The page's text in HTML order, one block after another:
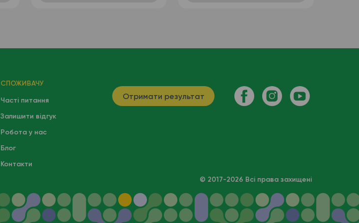
СПОЖИВАЧУ
Часті питання
Залишити відгук
Робота у нас
Блог
Контакти
Отримати результат
© 2017-2026 Всі права захищені